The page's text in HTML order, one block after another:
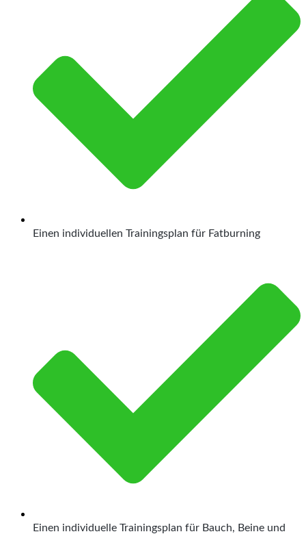
Einen individuellen Trainingsplan für Fatburning
Einen individuelle Trainingsplan für Bauch, Beine und